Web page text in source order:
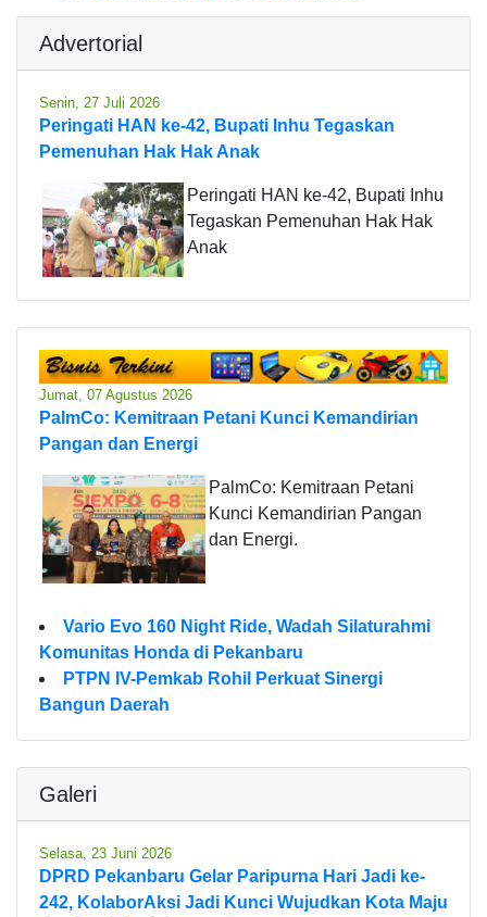
Advertorial
Senin, 27 Juli 2026
Peringati HAN ke-42, Bupati Inhu Tegaskan
Pemenuhan Hak Hak Anak
Peringati HAN ke-42, Bupati Inhu
Tegaskan Pemenuhan Hak Hak
Anak
Jumat, 07 Agustus 2026
PalmCo: Kemitraan Petani Kunci Kemandirian
Pangan dan Energi
PalmCo: Kemitraan Petani
Kunci Kemandirian Pangan
dan Energi.
Vario Evo 160 Night Ride, Wadah Silaturahmi
Komunitas Honda di Pekanbaru
PTPN IV-Pemkab Rohil Perkuat Sinergi
Bangun Daerah
Galeri
Selasa, 23 Juni 2026
DPRD Pekanbaru Gelar Paripurna Hari Jadi ke-
242, KolaborAksi Jadi Kunci Wujudkan Kota Maju